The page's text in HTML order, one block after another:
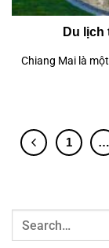
Du lịch
Chiang Mai là
1 …